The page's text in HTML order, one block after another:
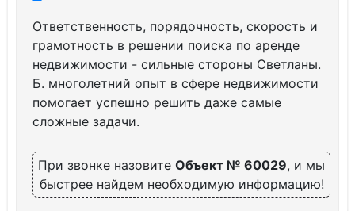
Ответственность, порядочность, скорость и
грамотность в решении поиска по аренде
недвижимости - сильные стороны Светланы.
Б. многолетний опыт в сфере недвижимости
помогает успешно решить даже самые
сложные задачи.
При звонке назовите Объект № 60029, и мы
быстрее найдем необходимую информацию!